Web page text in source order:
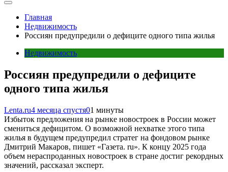
Главная
Недвижимость
Россиян предупредили о дефиците одного типа жилья
Недвижимость
Россиян предупредили о дефиците
одного типа жилья
Lenta.ru4 месяца спустя01 минуты
Избыток предложения на рынке новостроек в России может
смениться дефицитом. О возможной нехватке этого типа
жилья в будущем предупредил стратег на фондовом рынке
Дмитрий Макаров, пишет «Газета. ru». К концу 2025 года
объем нераспроданных новостроек в стране достиг рекордных
значений, рассказал эксперт.